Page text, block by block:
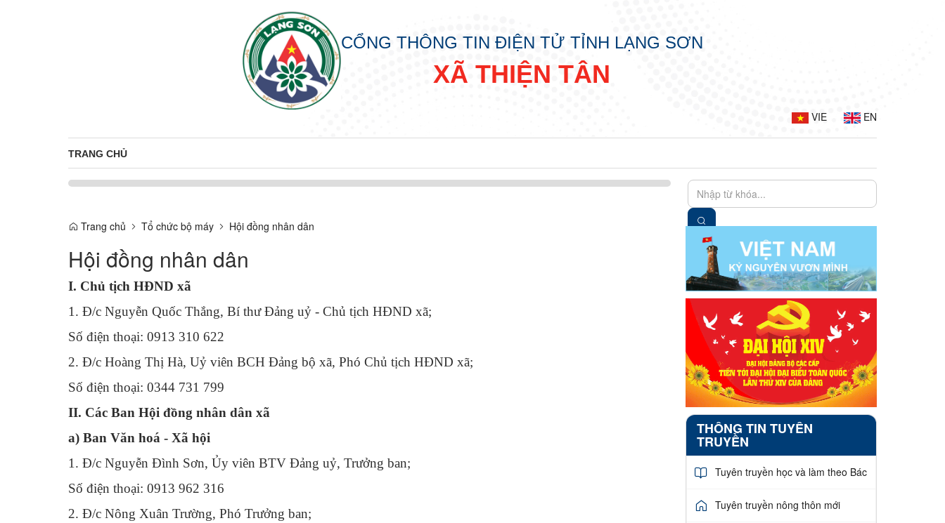
CỔNG THÔNG TIN ĐIỆN TỬ TỈNH LẠNG SƠN
XÃ THIỆN TÂN
VIE EN
TRANG CHỦ
Trang chủ Tổ chức bộ máy Hội đồng nhân dân
Hội đồng nhân dân
I. Chủ tịch HĐND xã
1. Đ/c Nguyễn Quốc Thắng, Bí thư Đảng uỷ - Chủ tịch HĐND xã;
Số điện thoại: 0913 310 622
2. Đ/c Hoàng Thị Hà, Uỷ viên BCH Đảng bộ xã, Phó Chủ tịch HĐND xã;
Số điện thoại: 0344 731 799
II. Các Ban Hội đồng nhân dân xã
a) Ban Văn hoá - Xã hội
1. Đ/c Nguyễn Đình Sơn, Ủy viên BTV Đảng uỷ, Trưởng ban;
Số điện thoại: 0913 962 316
2. Đ/c Nông Xuân Trường, Phó Trưởng ban;
THÔNG TIN TUYÊN
TRUYỀN
Tuyên truyền học và làm theo Bác
Tuyên truyền nông thôn mới